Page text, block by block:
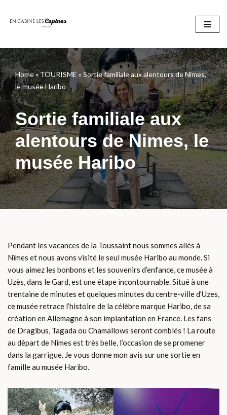
contenu
Home»TOURISME » Sortie familiale aux alentours de Nimes,
le musée Haribo
Sortie familiale aux
alentours de Nimes, le
musée Haribo
Pendant les vacances de la Toussaint nous sommes allés à
Nîmes et nous avons visité le seul musée Haribo au monde. Si
vous aimez les bonbons et les souvenirs d’enfance, ce musée à
Uzès, dans le Gard, est une étape incontournable. Situé à une
trentaine de minutes et quelques minutes du centre-ville d’Uzes,
ce musée retrace l’histoire de la célèbre marque Haribo, de sa
création en Allemagne à son implantation en France. Les fans
de Dragibus, Tagada ou Chamallows seront comblés ! La route
au départ de Nîmes est très belle, l’occasion de se promener
dans la garrigue. Je vous donne mon avis sur une sortie en
famille au musée Haribo.